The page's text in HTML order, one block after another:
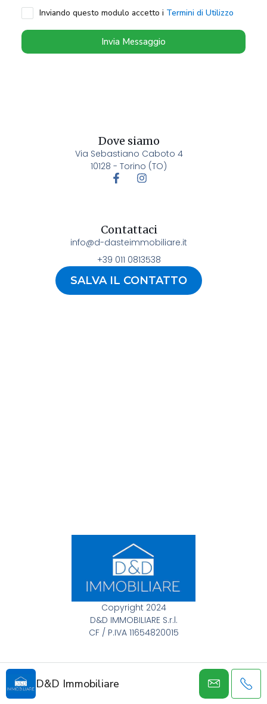
Inviando questo modulo accetto i Termini di Utilizzo
Invia Messaggio
D&D Immobiliare
Copyright 2024
D&D IMMOBILIARE S.r.l.
CF / P.IVA 11654820015
Dove siamo
Via Sebastiano Caboto 4
10128 - Torino (TO)
Contattaci
info@d-dasteimmobiliare.it
+39 011 0813538
SALVA IL CONTATTO